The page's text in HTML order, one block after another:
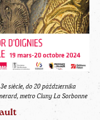
siècle, do 20 października
metro Cluny La Sorbonne